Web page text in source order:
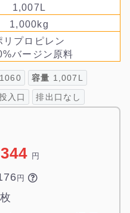
1,007L
1,000kg
リプロピレン
バージン原料
容量 1,007L
入口 排出口なし
円
円 